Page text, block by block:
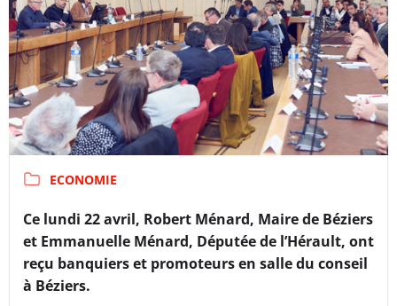
ECONOMIE
Ce lundi 22 avril, Robert Ménard, Maire de Béziers
et Emmanuelle Ménard, Députée de l’Hérault, ont
reçu banquiers et promoteurs en salle du conseil
à Béziers.